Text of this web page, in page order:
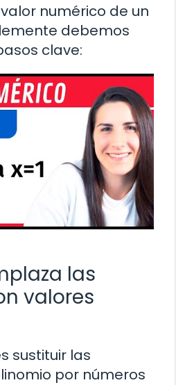
numérico de un
debemos
clave:
las
valores
sustituir las
por números